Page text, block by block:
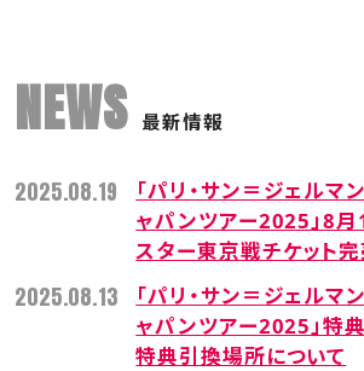
NEWS 最新情報
2025.08.19
「パリ・サン＝ジェルマ
ャパンツアー2025」8月
スター東京戦チケット
2025.08.13
「パリ・サン＝ジェルマ
ャパンツアー2025」特
特典引換場所について